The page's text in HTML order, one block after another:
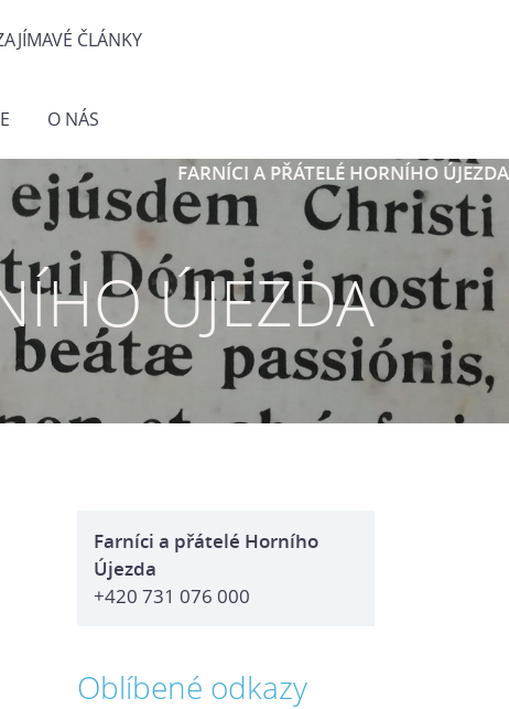
ČLÁNKY
O NÁS
FARNÍCI A PŘÁTELÉ HORNÍHO ÚJEZDA
ÚJEZDA
Farníci a přátelé Horního
Újezda
+420 731 076 000
Oblíbené odkazy